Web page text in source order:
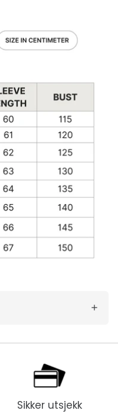
Sikker utsjekk